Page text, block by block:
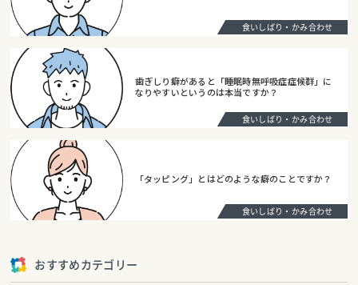
食いしばり・かみ合わせ
歯ぎしり癖があると「睡眠時無呼吸症症候群」に
なりやすいというのは本当ですか？
食いしばり・かみ合わせ
「タッピング」とはどのような癖のことですか？
食いしばり・かみ合わせ
おすすめカテゴリー